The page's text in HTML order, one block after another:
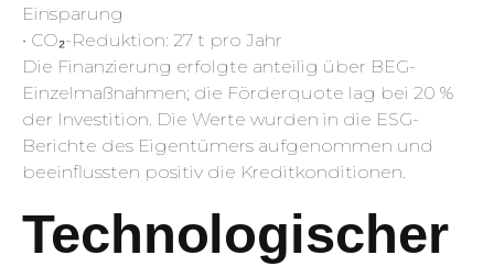
Einsparung
• CO₂-Reduktion: 27 t pro Jahr
Die Finanzierung erfolgte anteilig über BEG-
Einzelmaßnahmen; die Förderquote lag bei 20 %
der Investition. Die Werte wurden in die ESG-
Berichte des Eigentümers aufgenommen und
beeinflussten positiv die Kreditkonditionen.
Technologischer